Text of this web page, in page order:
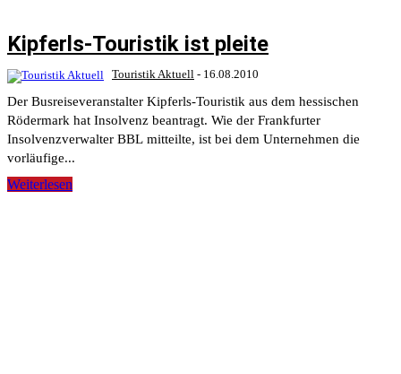
Kipferls-Touristik ist pleite
Touristik Aktuell - 16.08.2010
Der Busreiseveranstalter Kipferls-Touristik aus dem hessischen
Rödermark hat Insolvenz beantragt. Wie der Frankfurter
Insolvenzverwalter BBL mitteilte, ist bei dem Unternehmen die
vorläufige...
Weiterlesen